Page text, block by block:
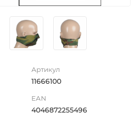
Артикул
11666100
EAN
4046872255496